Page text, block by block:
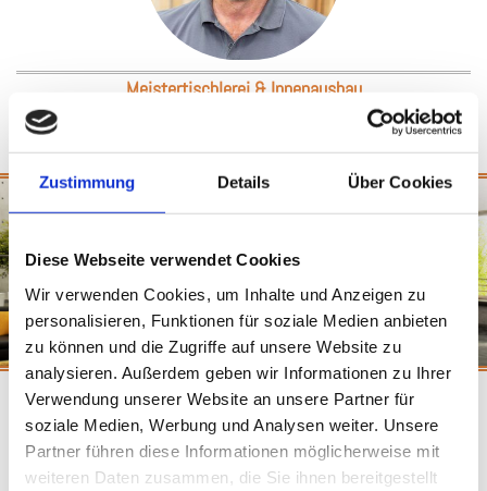
Zustimmung Details Über Cookies
Diese Webseite verwendet Cookies
Wir verwenden Cookies, um Inhalte und Anzeigen zu
personalisieren, Funktionen für soziale Medien anbieten
zu können und die Zugriffe auf unsere Website zu
analysieren. Außerdem geben wir Informationen zu Ihrer
Verwendung unserer Website an unsere Partner für
soziale Medien, Werbung und Analysen weiter. Unsere
Partner führen diese Informationen möglicherweise mit
weiteren Daten zusammen, die Sie ihnen bereitgestellt
Meistertischlerei & Innenausbau
KREATIVITÄT, LIEBE ZUM DETAIL UND
HANDWERKLICHES GESCHICK